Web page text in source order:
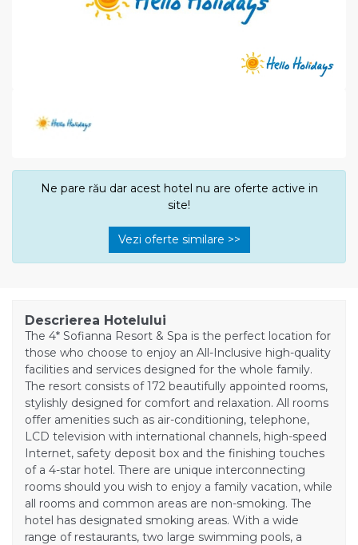
Ne pare rău dar acest hotel nu are oferte active in
site!
Vezi oferte similare >>
Descrierea Hotelului
The 4* Sofianna Resort & Spa is the perfect location for
those who choose to enjoy an All-Inclusive high-quality
facilities and services designed for the whole family.
The resort consists of 172 beautifully appointed rooms,
stylishly designed for comfort and relaxation. All rooms
offer amenities such as air-conditioning, telephone,
LCD television with international channels, high-speed
Internet, safety deposit box and the finishing touches
of a 4-star hotel. There are unique interconnecting
rooms should you wish to enjoy a family vacation, while
all rooms and common areas are non-smoking. The
hotel has designated smoking areas. With a wide
range of restaurants, two large swimming pools, a